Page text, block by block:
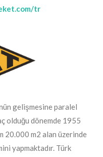
tr
gelişmesine paralel
olduğu dönemde 1955
20.000 m2 alan üzerinde
yapmaktadır. Türk